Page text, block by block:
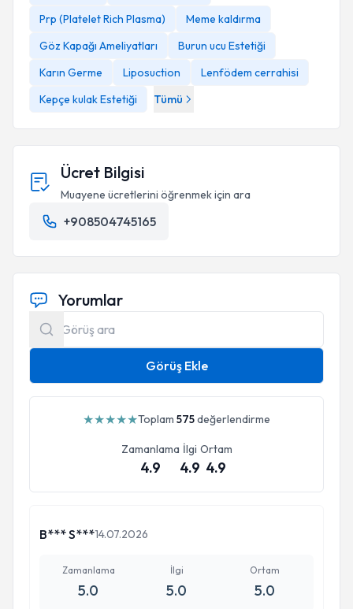
Prp (Platelet Rich Plasma)
Meme kaldırma
Göz Kapağı Ameliyatları
Burun ucu Estetiği
Karın Germe
Liposuction
Lenfödem cerrahisi
Kepçe kulak Estetiği
Tümü
Ücret Bilgisi
Muayene ücretlerini öğrenmek için ara
+908504745165
Yorumlar
Görüş Ekle
★★★★★Toplam 575değerlendirme
Zamanlama
4.9
İlgi
4.9
Ortam
4.9
B*** S***14.07.2026
Zamanlama
5.0
İlgi
5.0
Ortam
5.0